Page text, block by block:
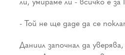
- Той не ще даде да се
Даниил започнал да